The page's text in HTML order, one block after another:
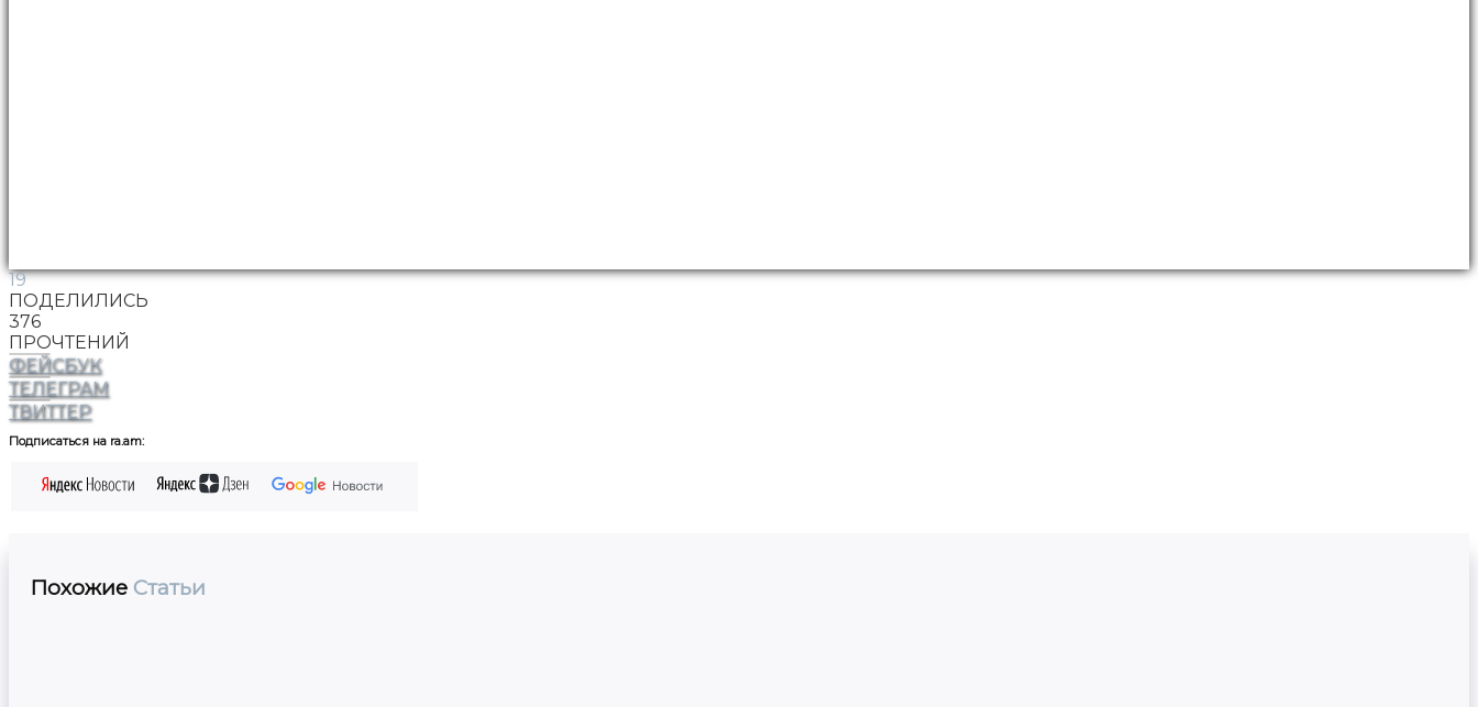
19
ПОДЕЛИЛИСЬ
376
ПРОЧТЕНИЙ
ФЕЙСБУК
ТЕЛЕГРАМ
ТВИТТЕР
Подписаться на ra.am:
Похожие Статьи